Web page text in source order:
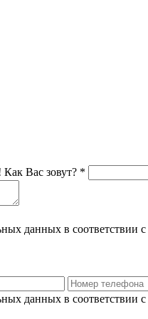
Как Вас зовут? *
данных в соответствии с
данных в соответствии с